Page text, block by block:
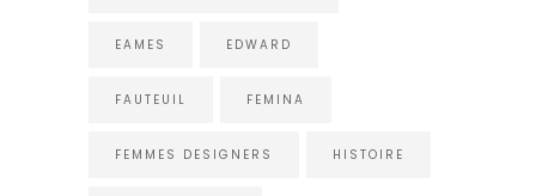
EAMES EDWARD
FAUTEUIL FEMINA
FEMMES DESIGNERS HISTOIRE